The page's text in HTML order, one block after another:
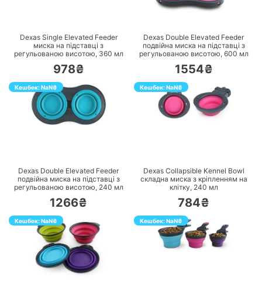
Dexas Single Elevated Feeder
миска на підставці з
регульованою висотою, 360 мл
978₴
Dexas Double Elevated Feeder
подвійна миска на підставці з
регульованою висотою, 600 мл
1554₴
Кешбек:NaN₴
Dexas Double Elevated Feeder
подвійна миска на підставці з
регульованою висотою, 240 мл
1266₴
Кешбек:NaN₴
Dexas Collapsible Kennel Bowl
складна миска з кріпленням на
клітку, 240 мл
784₴
Кешбек:NaN₴ Кешбек:NaN₴